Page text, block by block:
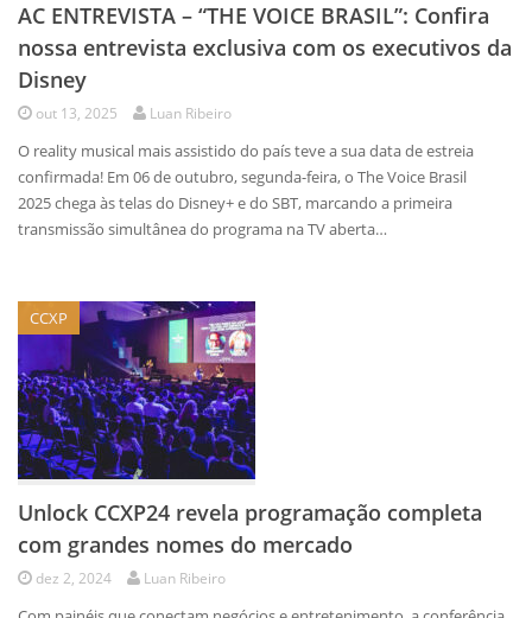
AC ENTREVISTA – “THE VOICE BRASIL”: Confira
nossa entrevista exclusiva com os executivos da
Disney
out 13, 2025 Luan Ribeiro
O reality musical mais assistido do país teve a sua data de estreia
confirmada! Em 06 de outubro, segunda-feira, o The Voice Brasil
2025 chega às telas do Disney+ e do SBT, marcando a primeira
transmissão simultânea do programa na TV aberta…
CCXP
Unlock CCXP24 revela programação completa
com grandes nomes do mercado
dez 2, 2024 Luan Ribeiro